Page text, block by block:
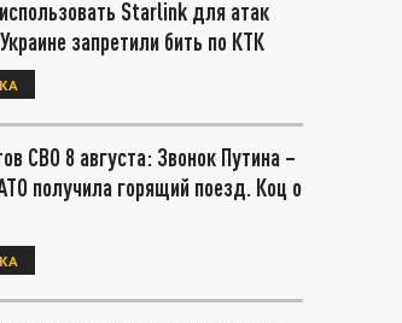
Starlink для атак
запретили бить по КТК
СВО 8 августа: Звонок Путина –
получила горящий поезд. Коц о